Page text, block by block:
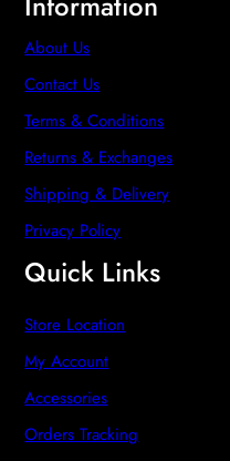
About Us
Contact Us
Terms & Conditions
Returns & Exchanges
Shipping & Delivery
Privacy Policy
Quick Links
Store Location
My Account
Accessories
Orders Tracking